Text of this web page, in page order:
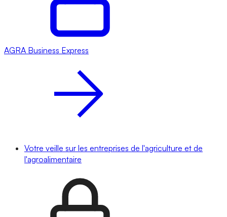
AGRA Business Express
Votre veille sur les entreprises de l'agriculture et de
l'agroalimentaire